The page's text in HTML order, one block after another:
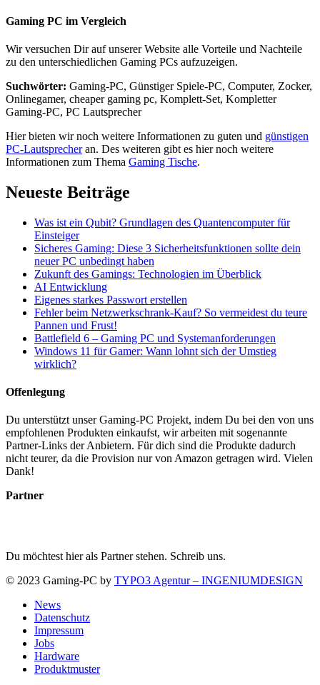
Gaming PC im Vergleich
Wir versuchen Dir auf unserer Website alle Vorteile und Nachteile
zu den unterschiedlichen Gaming PCs aufzuzeigen.
Suchwörter: Gaming-PC, Günstiger Spiele-PC, Computer, Zocker,
Onlinegamer, cheaper gaming pc, Komplett-Set, Kompletter
Gaming-PC, PC Lautsprecher
Hier bieten wir noch weitere Informationen zu guten und günstigen
PC-Lautsprecheran. Des weiteren gibt es hier noch weitere
Informationen zum Thema Gaming Tische.
Neueste Beiträge
Was ist ein Qubit? Grundlagen des Quantencomputer für
Einsteiger
Sicheres Gaming: Diese 3 Sicherheitsfunktionen sollte dein
neuer PC unbedingt haben
Zukunft des Gamings: Technologien im Überblick
AI Entwicklung
Eigenes starkes Passwort erstellen
Fehler beim Netzwerkschrank-Kauf? So vermeidest du teure
Pannen und Frust!
Battlefield 6 – Gaming PC und Systemanforderungen
Windows 11 für Gamer: Wann lohnt sich der Umstieg
wirklich?
Offenlegung
Du unterstützt unser Gaming-PC Projekt, indem Du bei den von uns
empfohlenen Produkten einkaufst, wir arbeiten mit sogenannte
Partner-Links der Anbietern. Für dich sind die Produkte dadurch
nicht teurer, da die Provision nur von Amazon getragen wird. Vielen
Dank!
Partner
Du möchtest hier als Partner stehen. Schreib uns.
© 2023 Gaming-PC by TYPO3 Agentur – INGENIUMDESIGN
News
Datenschutz
Impressum
Jobs
Hardware
Produktmuster